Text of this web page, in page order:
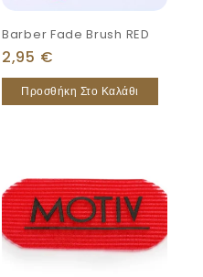
Barber Fade Brush RED
2,95 €
Προσθήκη Στο Καλάθι